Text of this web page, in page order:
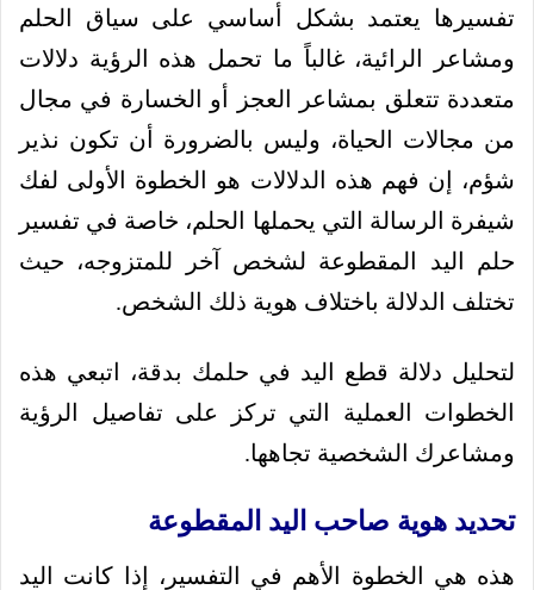
تفسيرها يعتمد بشكل أساسي على سياق الحلم
ومشاعر الرائية، غالباً ما تحمل هذه الرؤية دلالات
متعددة تتعلق بمشاعر العجز أو الخسارة في مجال
من مجالات الحياة، وليس بالضرورة أن تكون نذير
شؤم، إن فهم هذه الدلالات هو الخطوة الأولى لفك
شيفرة الرسالة التي يحملها الحلم، خاصة في تفسير
حلم اليد المقطوعة لشخص آخر للمتزوجه، حيث
تختلف الدلالة باختلاف هوية ذلك الشخص.
لتحليل دلالة قطع اليد في حلمك بدقة، اتبعي هذه
الخطوات العملية التي تركز على تفاصيل الرؤية
ومشاعرك الشخصية تجاهها.
تحديد هوية صاحب اليد المقطوعة
هذه هي الخطوة الأهم في التفسير، إذا كانت اليد